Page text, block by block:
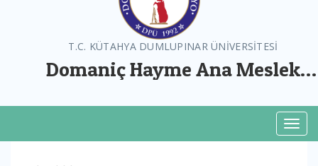
T.C. KÜTAHYA DUMLUPINAR ÜNİVERSİTESİ
Domaniç Hayme Ana Meslek